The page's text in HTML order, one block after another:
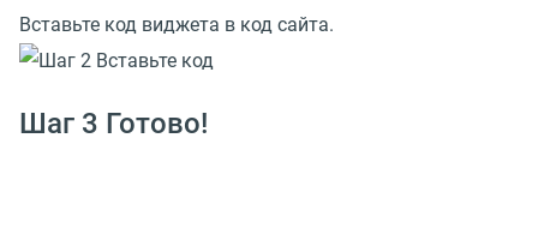
Вставьте код виджета в код сайта.
Шаг 3 Готово!